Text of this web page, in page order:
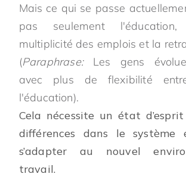
Mais ce qui se passe
pas seulement
multiplicité des emplois et la
(Paraphrase:Les gens
avec plus de flexibilité
l'éducation).
Cela nécessite un état
différences dans le système
s’adapter au nouvel
travail.